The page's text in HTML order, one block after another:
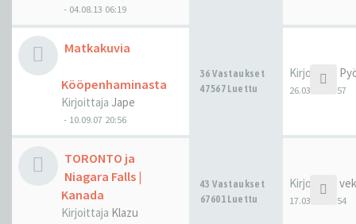
- 04.08.13 06:19
Matkakuvia
Kööpenhaminasta
Kirjoittaja Jape
- 10.09.07 20:56
36 Vastaukset
47567 Luettu
Kirjoittaja
26.03.17 15:57
TORONTO ja
Niagara Falls |
Kanada
Kirjoittaja Klazu
43 Vastaukset
67601 Luettu
Kirjoittaja
17.03.17 20:54